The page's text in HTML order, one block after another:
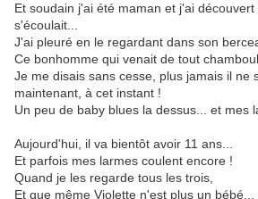
Et soudain j'ai été maman et j'ai
s'écoulait...
J'ai pleuré en le regardant dans son
Ce bonhomme qui venait de tout
Je me disais sans cesse, plus jamais il ne
maintenant, à cet instant !
Un peu de baby blues la dessus... et mes
Aujourd'hui, il va bientôt avoir 11 ans...
Et parfois mes larmes coulent encore !
Quand je les regarde tous les trois,
Et que même Violette n'est plus un bébé...